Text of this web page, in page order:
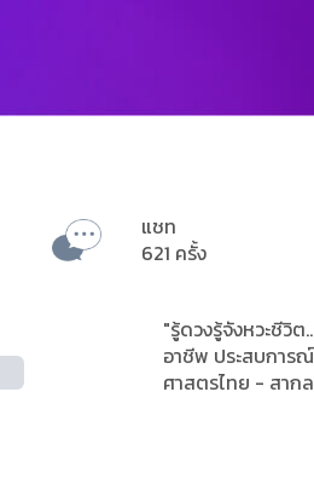
แชท
621 ครั้ง
"รู้ดวงรู้จังหวะชีวิ
อาชีพ ประสบการ
ศาสตรไทย - สาก